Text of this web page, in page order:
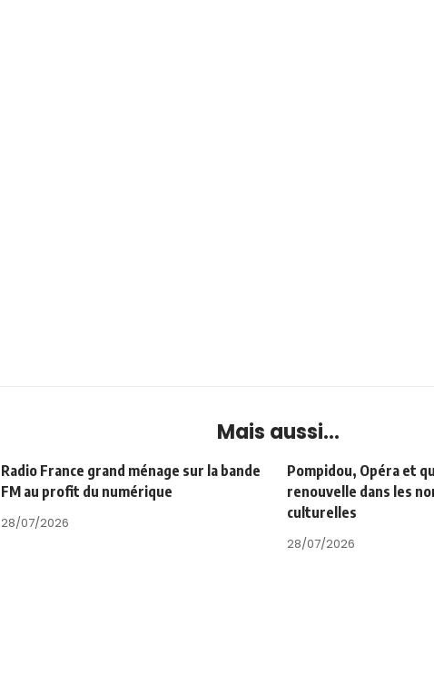
Mais aussi...
Radio France grand ménage sur la bande
FM au profit du numérique
28/07/2026
Pompidou, Opéra et
renouvelle dans les
culturelles
28/07/2026